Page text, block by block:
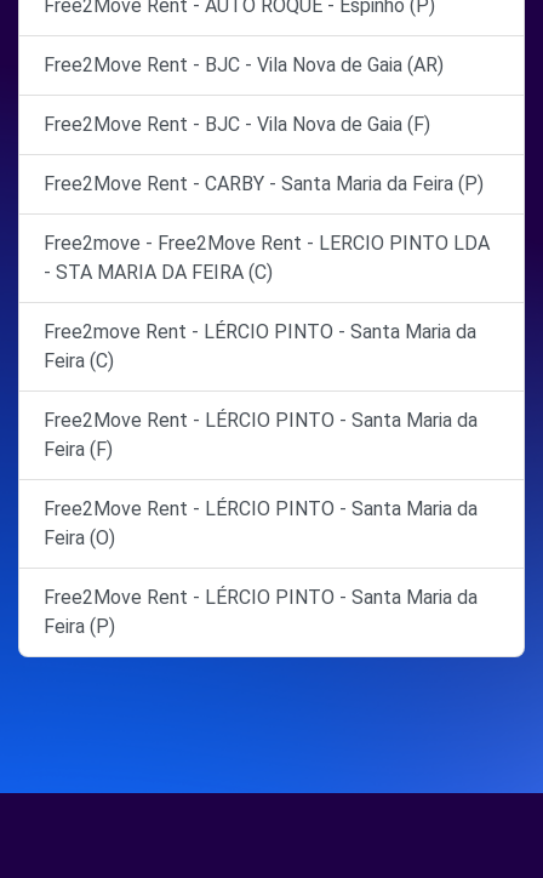
Free2Move Rent - AUTO ROQUE - Espinho (P)
Free2Move Rent - BJC - Vila Nova de Gaia (AR)
Free2Move Rent - BJC - Vila Nova de Gaia (F)
Free2Move Rent - CARBY - Santa Maria da Feira (P)
Free2move - Free2Move Rent - LERCIO PINTO LDA
- STA MARIA DA FEIRA (C)
Free2move Rent - LÉRCIO PINTO - Santa Maria da
Feira (C)
Free2Move Rent - LÉRCIO PINTO - Santa Maria da
Feira (F)
Free2Move Rent - LÉRCIO PINTO - Santa Maria da
Feira (O)
Free2Move Rent - LÉRCIO PINTO - Santa Maria da
Feira (P)